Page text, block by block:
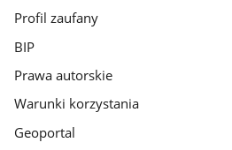
Profil zaufany
BIP
Prawa autorskie
Warunki korzystania
Geoportal